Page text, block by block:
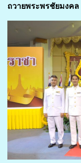
ถวายพระพรชัยมงคล